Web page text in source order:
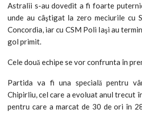
Astralii s-au dovedit a fi foarte
unde au câştigat la zero meciurile cu
Concordia, iar cu CSM Poli Iaşi au
gol primit.
Cele două echipe se vor confrunta în
Partida va fi una specială pentru
Chipirliu, cel care a evoluat anul trecut
pentru care a marcat de 30 de ori în